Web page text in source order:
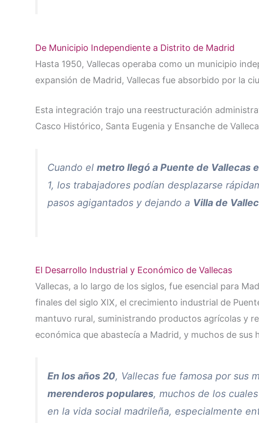
De Municipio Independiente a Distrito de Madrid
Hasta 1950, Vallecas operaba como un municipio
expansión de Madrid, Vallecas fue absorbido por la
Esta integración trajo una reestructuración
Casco Histórico, Santa Eugenia y Ensanche de
Cuando el metro llegó a Puente de Vallecas
1, los trabajadores podían desplazarse
pasos agigantados y dejando a Villa de
El Desarrollo Industrial y Económico de Vallecas
Vallecas, a lo largo de los siglos, fue esencial para
finales del siglo XIX, el crecimiento industrial de
mantuvo rural, suministrando productos agrícolas y
económica que abastecía a Madrid, y muchos de
En los años 20, Vallecas fue famosa por sus
merenderos populares, muchos de los
en la vida social madrileña, especialmente